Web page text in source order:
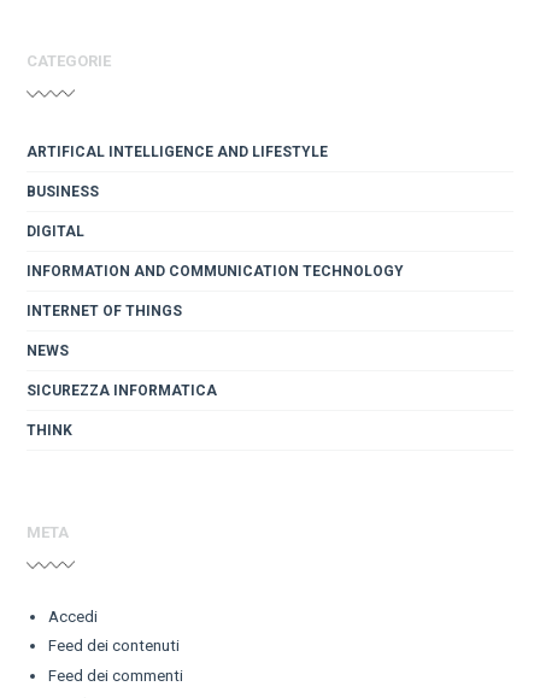
CATEGORIE
ARTIFICAL INTELLIGENCE AND LIFESTYLE
BUSINESS
DIGITAL
INFORMATION AND COMMUNICATION TECHNOLOGY
INTERNET OF THINGS
NEWS
SICUREZZA INFORMATICA
THINK
META
Accedi
Feed dei contenuti
Feed dei commenti